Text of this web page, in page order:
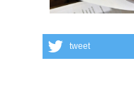
tweet